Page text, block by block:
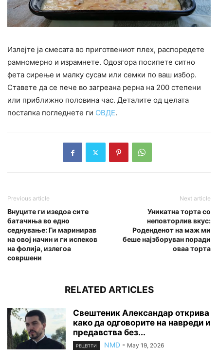
Излејте ја смесата во приготвениот плех, распоредете
рамномерно и израмнете. Одозгора посипете ситно
фета сирење и малку сусам или семки по ваш избор.
Ставете да се пече во загреана рерна на 200 степени
или приближно половина час. Деталите од целата
постапка погледнете ги ОВДЕ.
Previous article
Внуците ги изедоа сите
батачиња во едно
седнување: Ги маринирав
на овој начин и ги испеков
на фолија, излегоа
совршени
Next article
Уникатна торта со
неповторлив вкус:
Роденденот на маж ми
беше најзборуван поради
оваа торта
RELATED ARTICLES
Свештеник Александар открива
како да одговорите на навреди и
предавства без...
РЕЦЕПТИ NMD - May 19, 2026